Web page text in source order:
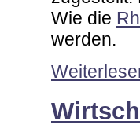
Wie die
werden.